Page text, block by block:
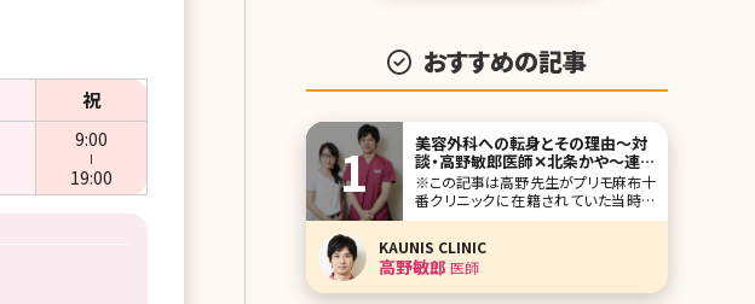
祝
9:00
19:00
おすすめの記事
美容外科への転身とその理由〜対
談・高野敏郎医師✕北条かや〜連載
「イケメン医師に会いたい!」
※この記事は高野先生がプリモ麻布十
番クリニックに在籍されていた当時の
記事です。 美容外科のドクターは、ふだ
くる先生たちは、爽やかな笑顔で私たち
を迎えてくれるけど、実際に何を思って
働いているのか、本当のところは見えて
KAUNIS CLINIC
高野敏郎 医師